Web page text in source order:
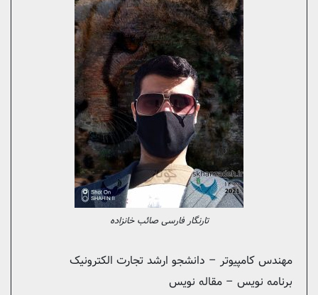
تارنگار فارسی صائب خانزاده
مهندس کامپیوتر – دانشجو ارشد تجارت الکترونیک
برنامه نویس – مقاله نویس